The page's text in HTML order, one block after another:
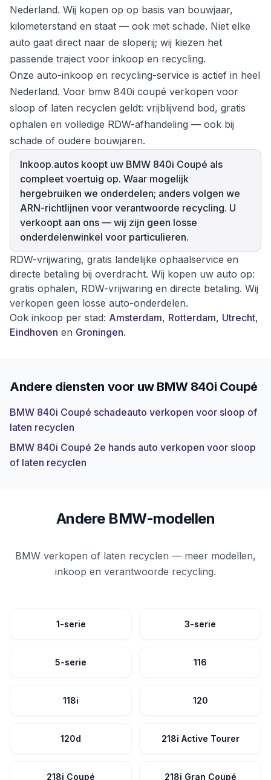
Nederland. Wij kopen op op basis van bouwjaar,
kilometerstand en staat — ook met schade. Niet elke
auto gaat direct naar de sloperij; wij kiezen het
passende traject voor inkoop en recycling.
Onze auto-inkoop en recycling-service is actief in heel
Nederland. Voor bmw 840i coupé verkopen voor
sloop of laten recyclen geldt: vrijblijvend bod, gratis
ophalen en volledige RDW-afhandeling — ook bij
schade of oudere bouwjaren.
Inkoop.autos koopt uw BMW 840i Coupé als
compleet voertuig op. Waar mogelijk
hergebruiken we onderdelen; anders volgen we
ARN-richtlijnen voor verantwoorde recycling. U
verkoopt aan ons — wij zijn geen losse
onderdelenwinkel voor particulieren.
RDW-vrijwaring, gratis landelijke ophaalservice en
directe betaling bij overdracht. Wij kopen uw auto op:
gratis ophalen, RDW-vrijwaring en directe betaling. Wij
verkopen geen losse auto-onderdelen.
Ook inkoop per stad: Amsterdam, Rotterdam, Utrecht,
Eindhoven en Groningen.
Andere diensten voor uw BMW 840i Coupé
BMW 840i Coupé schadeauto verkopen voor sloop of
laten recyclen
BMW 840i Coupé 2e hands auto verkopen voor sloop
of laten recyclen
Andere BMW-modellen
BMW verkopen of laten recyclen — meer modellen,
inkoop en verantwoorde recycling.
1-serie 3-serie
5-serie 116
118i 120
120d 218i Active Tourer
218i Coupé 218i Gran Coupé